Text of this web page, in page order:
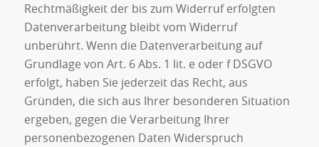
Rechtmäßigkeit der bis zum Widerruf erfolgten
Datenverarbeitung bleibt vom Widerruf
unberührt. Wenn die Datenverarbeitung auf
Grundlage von Art. 6 Abs. 1 lit. e oder f DSGVO
erfolgt, haben Sie jederzeit das Recht, aus
Gründen, die sich aus Ihrer besonderen Situation
ergeben, gegen die Verarbeitung Ihrer
personenbezogenen Daten Widerspruch